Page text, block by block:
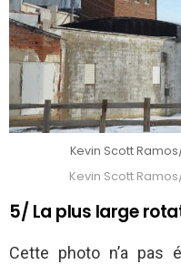
Kevin Scott
Kevin Scott
5/ La plus large
Cette photo n’a pas